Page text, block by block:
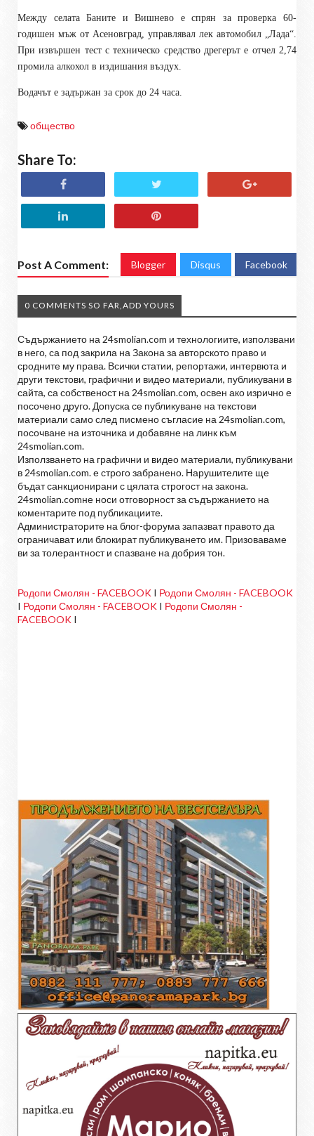
Между селата Баните и Вишнево е спрян за проверка 60-
годишен мъж от Асеновград, управлявал лек автомобил „Лада“.
При извършен тест с техническо средство дрегерът е отчел 2,74
промила алкохол в издишания въздух.
Водачът е задържан за срок до 24 часа.
общество
Share To:
Post A Comment: Blogger Disqus Facebook
0 COMMENTS SO FAR,ADD YOURS
Съдържанието на 24smolian.com и технологиите, използвани
в него, са под закрила на Закона за авторското право и
сродните му права. Всички статии, репортажи, интервюта и
други текстови, графични и видео материали, публикувани в
сайта, са собственост на 24smolian.com, освен ако изрично е
посочено друго. Допуска се публикуване на текстови
материали само след писмено съгласие на 24smolian.com,
посочване на източника и добавяне на линк към
24smolian.com.
Използването на графични и видео материали, публикувани
в 24smolian.com. е строго забранено. Нарушителите ще
бъдат санкционирани с цялата строгост на закона.
24smolian.comне носи отговорност за съдържанието на
коментарите под публикациите.
Администраторите на блог-форума запазват правото да
ограничават или блокират публикуването им. Призоваваме
ви за толерантност и спазване на добрия тон.
Родопи Смолян - FACEBOOK I Родопи Смолян - FACEBOOK
I Родопи Смолян - FACEBOOK I Родопи Смолян -
FACEBOOK I